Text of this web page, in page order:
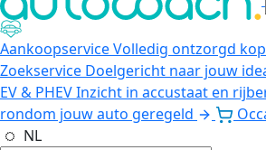
AankoopserviceVolledig ontzorgd
Zoekservice Doelgericht naar jouw
EV & PHEVInzicht in accustaat en
rondom jouw auto geregeld
NL